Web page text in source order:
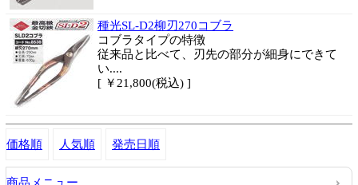
種光SL-D2柳刃270コブラ
コブラタイプの特徴
従来品と比べて、刃先の部分が細身にできて
い....
[ ￥21,800(税込) ]
価格順 人気順 発売日順